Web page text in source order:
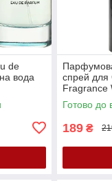
de
вода
спрей для
Fragrance
200 ML
Готово до
189 ₴